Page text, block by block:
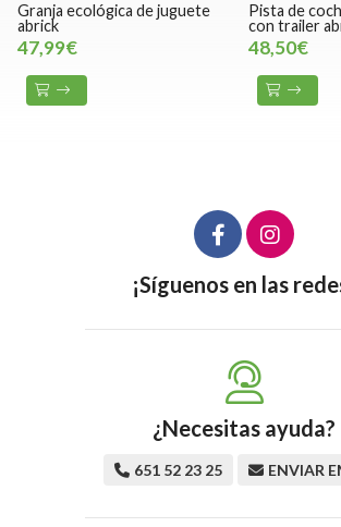
Pista de coches super garaje
con trailer abrick
48,50€
Puzzle
150 piezas
9,95€
¡Síguenos en las
¿Necesitas ayuda?
651 52 23 25 ENVIAR